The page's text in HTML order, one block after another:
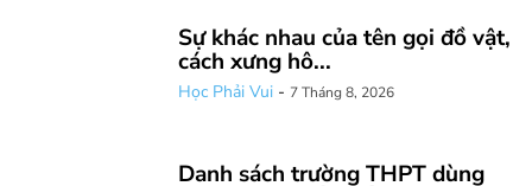
Sự khác nhau của tên gọi đồ vật,
cách xưng hô...
Học Phải Vui - 7 Tháng 8, 2026
Danh sách trường THPT dùng